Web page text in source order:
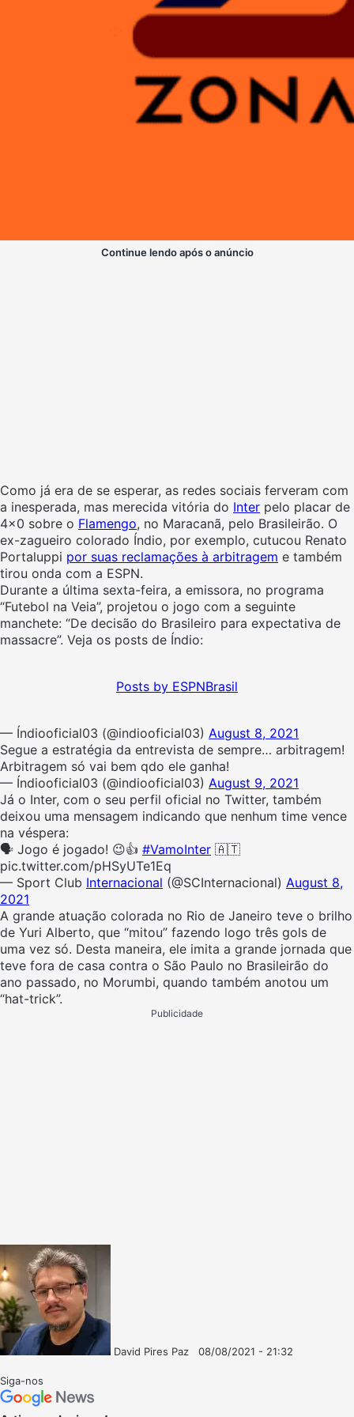
Continue lendo após o anúncio
Como já era de se esperar, as redes sociais ferveram com
a inesperada, mas merecida vitória do Inter pelo placar de
4×0 sobre o Flamengo, no Maracanã, pelo Brasileirão. O
ex-zagueiro colorado Índio, por exemplo, cutucou Renato
Portaluppi por suas reclamações à arbitragem e também
tirou onda com a ESPN.
Durante a última sexta-feira, a emissora, no programa
“Futebol na Veia”, projetou o jogo com a seguinte
manchete: “De decisão do Brasileiro para expectativa de
massacre”. Veja os posts de Índio:
Posts by ESPNBrasil
— Índiooficial03 (@indiooficial03) August 8, 2021
Segue a estratégia da entrevista de sempre… arbitragem!
Arbitragem só vai bem qdo ele ganha!
— Índiooficial03 (@indiooficial03) August 9, 2021
Já o Inter, com o seu perfil oficial no Twitter, também
deixou uma mensagem indicando que nenhum time vence
na véspera:
🗣️ Jogo é jogado! 😉👍 #VamoInter 🇦🇹
pic.twitter.com/pHSyUTe1Eq
— Sport Club Internacional (@SCInternacional) August 8,
2021
A grande atuação colorada no Rio de Janeiro teve o brilho
de Yuri Alberto, que “mitou” fazendo logo três gols de
uma vez só. Desta maneira, ele imita a grande jornada que
teve fora de casa contra o São Paulo no Brasileirão do
ano passado, no Morumbi, quando também anotou um
“hat-trick”.
Publicidade
David Pires Paz
08/08/2021 - 21:32
Siga-nos